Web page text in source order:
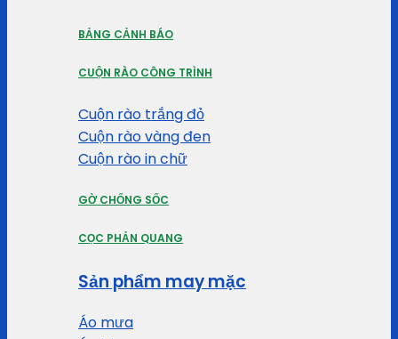
BẢNG CẢNH BÁO
CUỘN RÀO CÔNG TRÌNH
Cuộn rào trắng đỏ
Cuộn rào vàng đen
Cuộn rào in chữ
GỜ CHỐNG SỐC
CỌC PHẢN QUANG
Sản phẩm may mặc
Áo mưa